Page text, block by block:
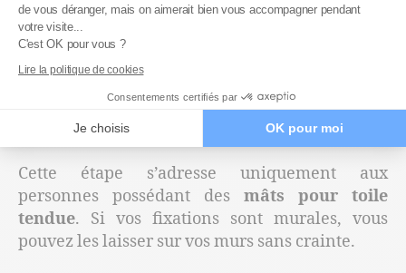
de vous déranger, mais on aimerait bien vous accompagner pendant
votre visite...
C'est OK pour vous ?
Lire la politique de cookies
Consentements certifiés par
Je choisis OK pour moi
Axeptio consent
peut se retirer l’hiver. Un bouchon est
Cette étape s’adresse uniquement aux
personnes possédant des mâts pour toile
tendue. Si vos fixations sont murales, vous
pouvez les laisser sur vos murs sans crainte.